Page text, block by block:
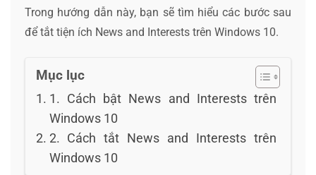
Trong hướng dẫn này, bạn sẽ tìm hiểu các bước sau
để tắt tiện ích News and Interests trên Windows 10.
Mục lục
1. Cách bật News and Interests trên
Windows 10
2. Cách tắt News and Interests trên
Windows 10